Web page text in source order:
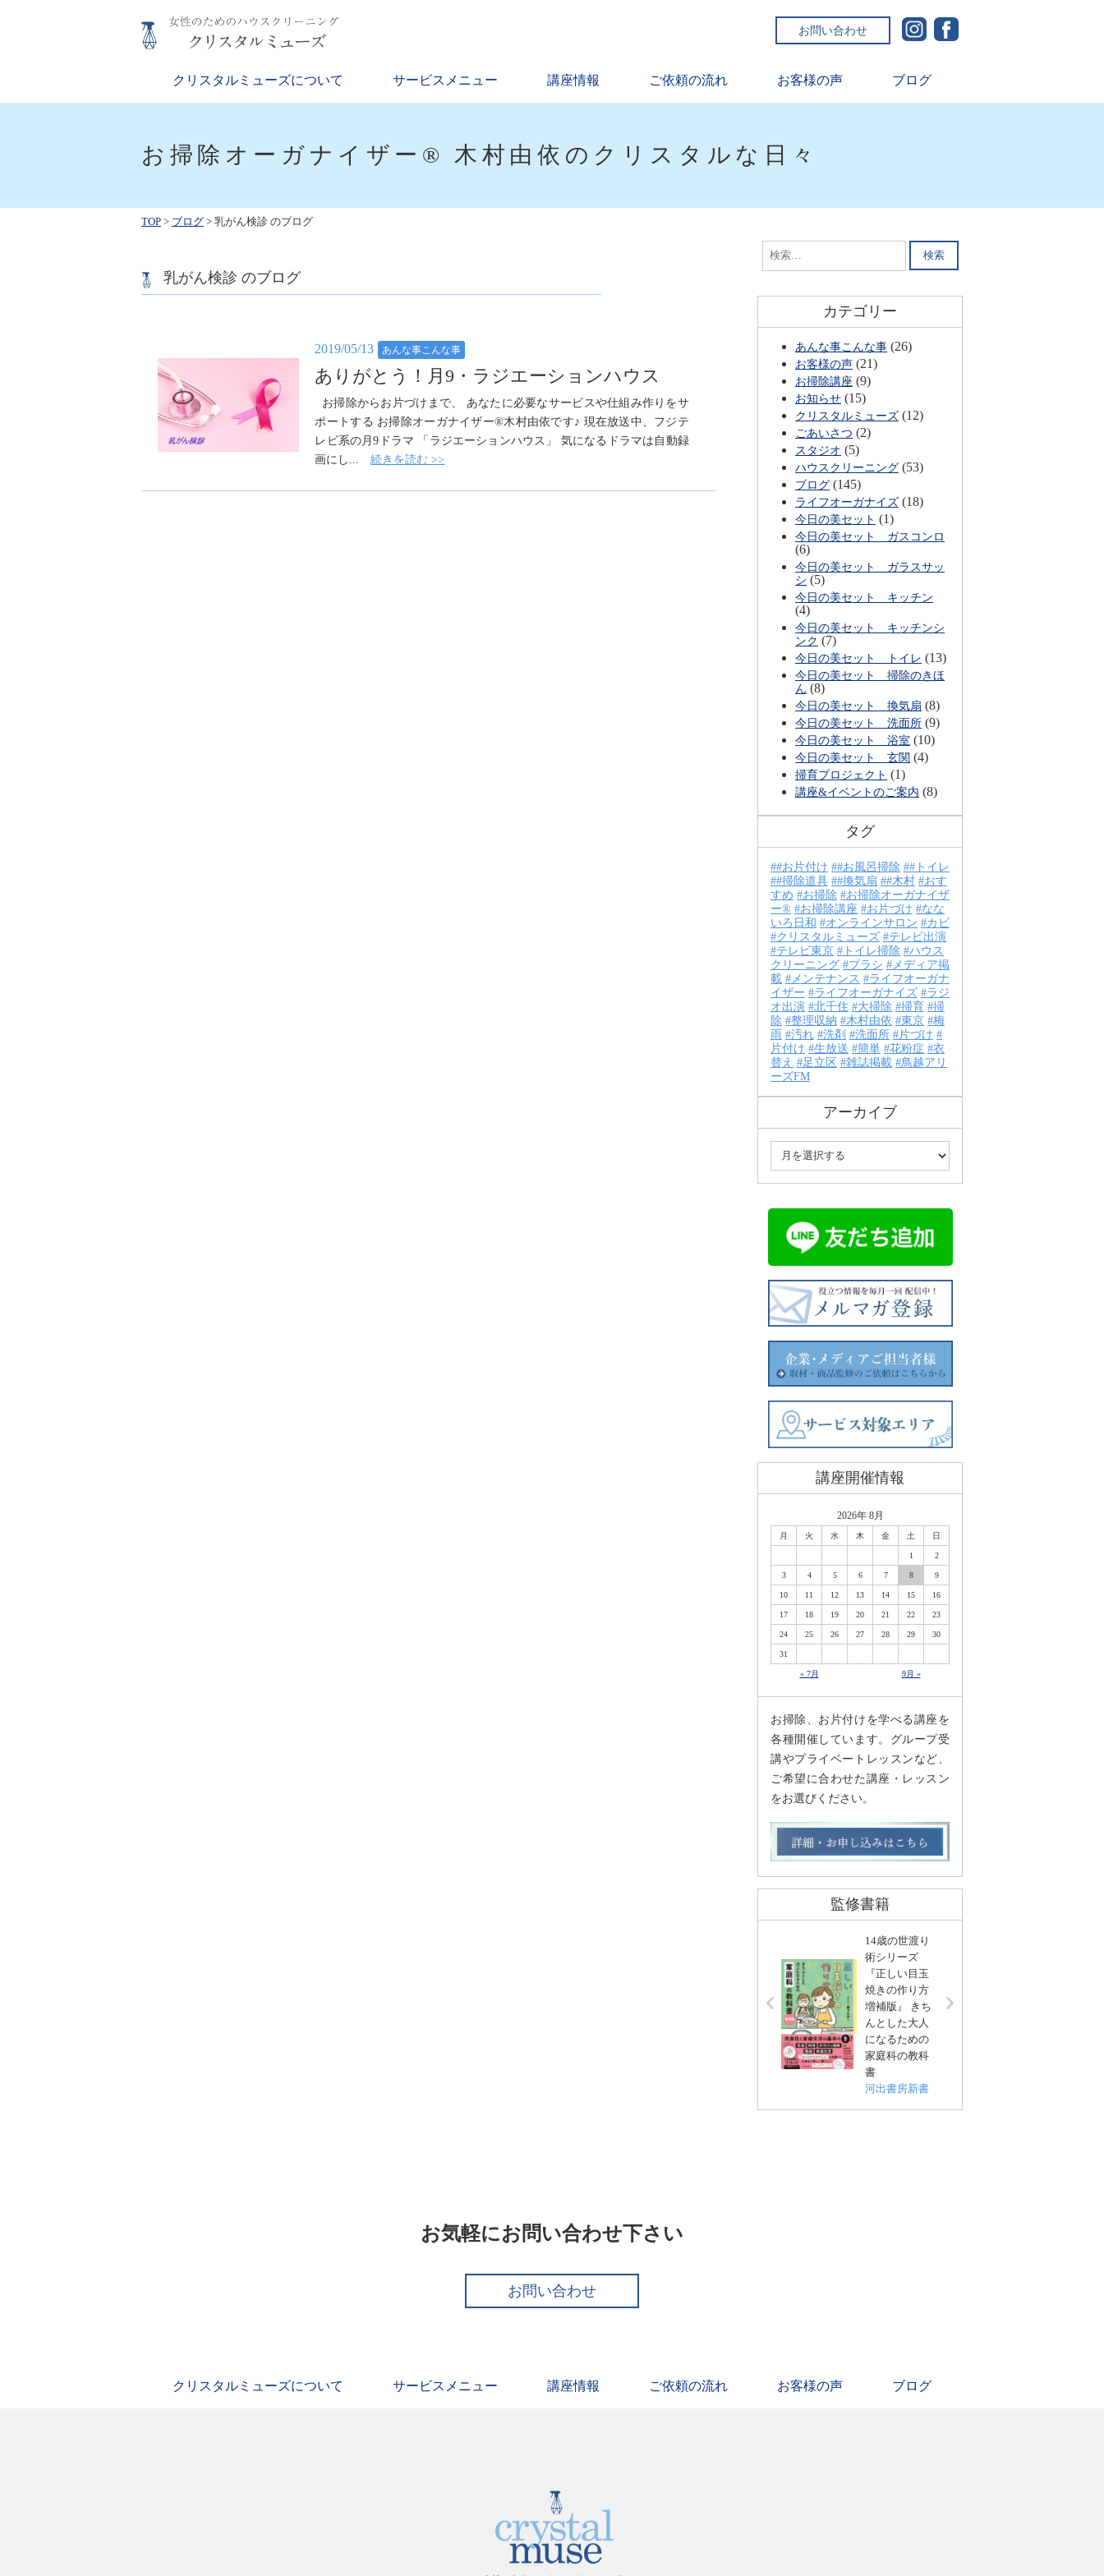
お問い合わせ
クリスタルミューズについて サービスメニュー 講座情報 ご依頼の流れ お客様の声 ブログ
お掃除オーガナイザー® 木村由依のクリスタルな日々
TOP > ブログ > 乳がん検診 のブログ
乳がん検診 のブログ
2019/05/13 あんな事こんな事
ありがとう！月9・ラジエーションハウス
お掃除からお片づけまで、 あなたに必要なサービスや仕組み作りをサ
ポートする お掃除オーガナイザー®木村由依です♪ 現在放送中、フジテ
レビ系の月9ドラマ 「ラジエーションハウス」 気になるドラマは自動録
画にし...続きを読む >>
検
索:
カテゴリー
あんな事こんな事 (26)
お客様の声 (21)
お掃除講座 (9)
お知らせ (15)
クリスタルミューズ (12)
ごあいさつ (2)
スタジオ (5)
ハウスクリーニング (53)
ブログ (145)
ライフオーガナイズ (18)
今日の美セット (1)
今日の美セット ガスコンロ
(6)
今日の美セット ガラスサッ
シ (5)
今日の美セット キッチン
(4)
今日の美セット キッチンシ
ンク (7)
今日の美セット トイレ (13)
今日の美セット 掃除のきほ
ん (8)
今日の美セット 換気扇 (8)
今日の美セット 洗面所 (9)
今日の美セット 浴室 (10)
今日の美セット 玄関 (4)
掃育プロジェクト (1)
講座&イベントのご案内 (8)
タグ
#お片付け #お風呂掃除
#トイレ
#掃除道具
#換気扇 #木村
おす
すめ
お掃除
お掃除オーガナイザ
ー®
お掃除講座 お片づけ
なな
いろ日和
オンラインサロン
カビ
クリスタルミューズ
テレビ出演
テレビ東京
トイレ掃除
ハウス
クリーニング
ブラシ
メディア掲
載
メンテナンス
ライフオーガナ
イザー
ライフオーガナイズ
ラジ
オ出演
北千住 大掃除 掃育
掃
除
整理収納 木村由依 東京
梅
雨
汚れ 洗剤 洗面所
片づけ
片付け
生放送 簡単 花粉症
衣
替え
足立区 雑誌掲載
鳥越アリ
ーズFM
アーカイブ
講座開催情報
2026年 8月
月 火 水 木 金 土 日
1 2
3 4 5 6 7 8 9
10 11 12 13 14 15 16
17 18 19 20 21 22 23
24 25 26 27 28 29 30
31
« 7月 9月 »
お掃除、お片付けを学べる講座を
各種開催しています。グループ受
講やプライベートレッスンなど、
ご希望に合わせた講座・レッスン
をお選びください。
監修書籍
14歳の世渡り
術シリーズ
『正しい目玉
焼きの作り方
増補版』 きち
んとした大人
になるための
家庭科の教科
書
河出書房新書
お気軽にお問い合わせ下さい
お問い合わせ
クリスタルミューズについて サービスメニュー 講座情報 ご依頼の流れ お客様の声 ブログ